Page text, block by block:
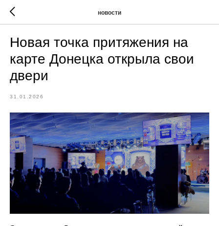
новости
Новая точка притяжения на
карте Донецка открыла свои
двери
31.01.2026